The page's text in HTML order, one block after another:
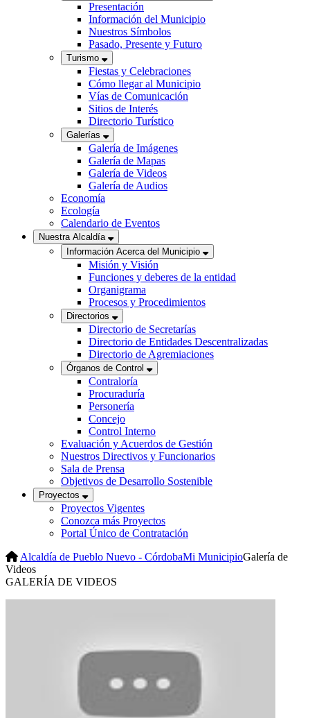
Presentación
Información del Municipio
Nuestros Símbolos
Pasado, Presente y Futuro
Turismo
Fiestas y Celebraciones
Cómo llegar al Municipio
Vías de Comunicación
Sitios de Interés
Directorio Turístico
Galerías
Galería de Imágenes
Galería de Mapas
Galería de Videos
Galería de Audios
Economía
Ecología
Calendario de Eventos
Nuestra Alcaldía
Información Acerca del Municipio
Misión y Visión
Funciones y deberes de la entidad
Organigrama
Procesos y Procedimientos
Directorios
Directorio de Secretarías
Directorio de Entidades Descentralizadas
Directorio de Agremiaciones
Órganos de Control
Contraloría
Procuraduría
Personería
Concejo
Control Interno
Evaluación y Acuerdos de Gestión
Nuestros Directivos y Funcionarios
Sala de Prensa
Objetivos de Desarrollo Sostenible
Proyectos
Proyectos Vigentes
Conozca más Proyectos
Portal Único de Contratación
Alcaldía de Pueblo Nuevo - CórdobaMi MunicipioGalería de
Videos
​GALER​ÍA DE VIDEOS